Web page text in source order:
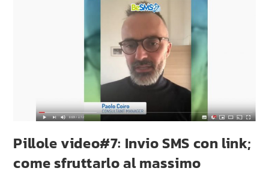
Pillole video#7: Invio SMS con link;
come sfruttarlo al massimo